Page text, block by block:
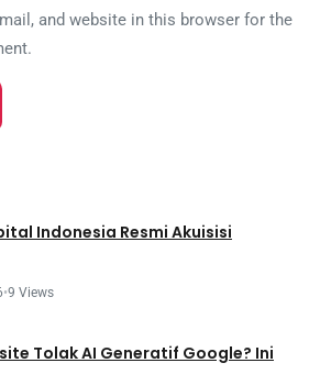
and website in this browser for the
Indonesia Resmi Akuisisi
•9 Views
Tolak AI Generatif Google? Ini